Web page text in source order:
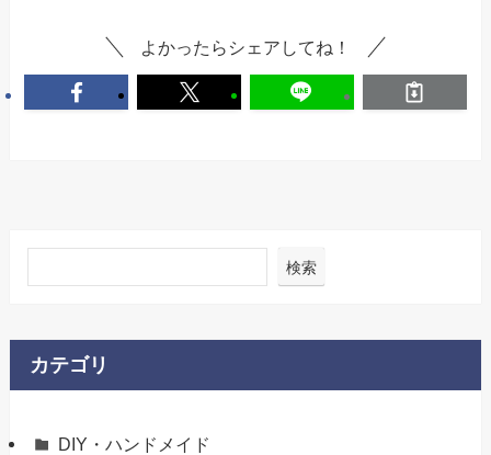
よかったらシェアしてね！
検索
カテゴリ
DIY・ハンドメイド